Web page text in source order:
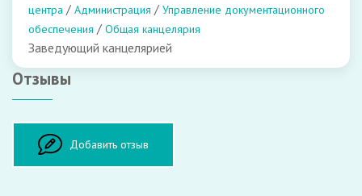
центра / Администрация / Управление документационного
обеспечения / Общая канцелярия
Заведующий канцелярией
Отзывы
Добавить отзыв
Оставить отзыв